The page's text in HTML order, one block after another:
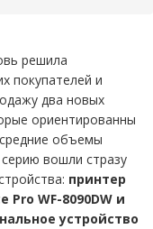
решила
покупателей и
два новых
ориентированны
объемы
вошли стразу
принтер
Pro WF-8090DW и
устройство